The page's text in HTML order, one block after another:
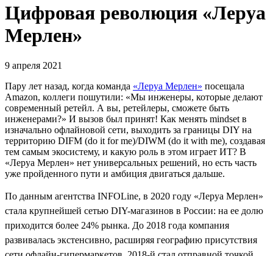
Цифровая революция «Леруа
Мерлен»
9 апреля 2021
Пару лет назад, когда команда «Леруа Мерлен» посещала
Amazon, коллеги пошутили: «Мы инженеры, которые делают
современный ретейл. А вы, ретейлеры, сможете быть
инженерами?» И вызов был принят! Как менять mindset в
изначально офлайновой сети, выходить за границы DIY на
территорию DIFM (do it for me)/DIWM (do it with me), создавая
тем самым экосистему, и какую роль в этом играет ИТ? В
«Леруа Мерлен» нет универсальных решений, но есть часть
уже пройденного пути и амбиция двигаться дальше.
По данным агентства INFOLine, в 2020 году «Леруа Мерлен»
стала крупнейшей сетью DIY-магазинов в России: на ее долю
приходится более 24% рынка. До 2018 года компания
развивалась экстенсивно, расширяя географию присутствия